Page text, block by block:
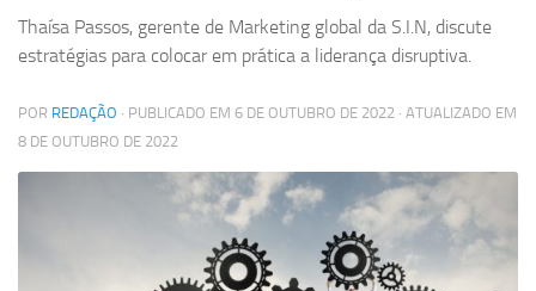
Thaísa Passos, gerente de Marketing global da S.I.N, discute
estratégias para colocar em prática a liderança disruptiva.
POR REDAÇÃO · PUBLICADO EM 6 DE OUTUBRO DE 2022 · ATUALIZADO EM
8 DE OUTUBRO DE 2022